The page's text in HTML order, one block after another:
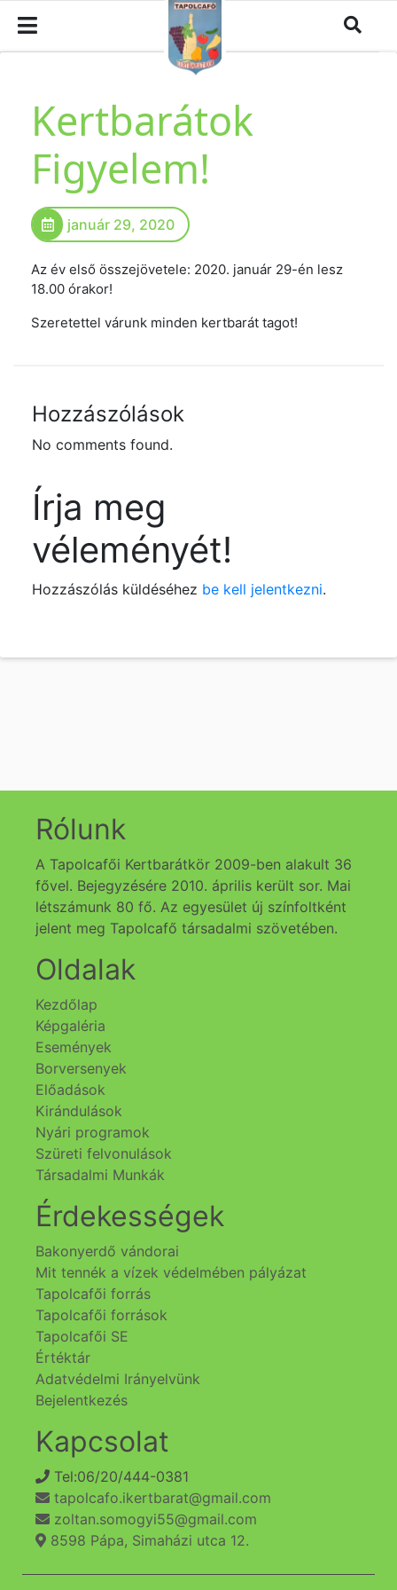
Kertbarátok
Figyelem!
január 29, 2020
Az év első összejövetele: 2020. január 29-én lesz
18.00 órakor!
Szeretettel várunk minden kertbarát tagot!
Hozzászólások
No comments found.
Írja meg
véleményét!
Hozzászólás küldéséhez be kell jelentkezni.
Rólunk
A Tapolcafői Kertbarátkör 2009-ben alakult 36
fővel. Bejegyzésére 2010. április került sor. Mai
létszámunk 80 fő. Az egyesület új színfoltként
jelent meg Tapolcafő társadalmi szövetében.
Oldalak
Kezdőlap
Képgaléria
Események
Borversenyek
Előadások
Kirándulások
Nyári programok
Szüreti felvonulások
Társadalmi Munkák
Érdekességek
Bakonyerdő vándorai
Mit tennék a vízek védelmében pályázat
Tapolcafői forrás
Tapolcafői források
Tapolcafői SE
Értéktár
Adatvédelmi Irányelvünk
Bejelentkezés
Kapcsolat
Tel:06/20/444-0381
tapolcafo.ikertbarat@gmail.com
zoltan.somogyi55@gmail.com
8598 Pápa, Simaházi utca 12.